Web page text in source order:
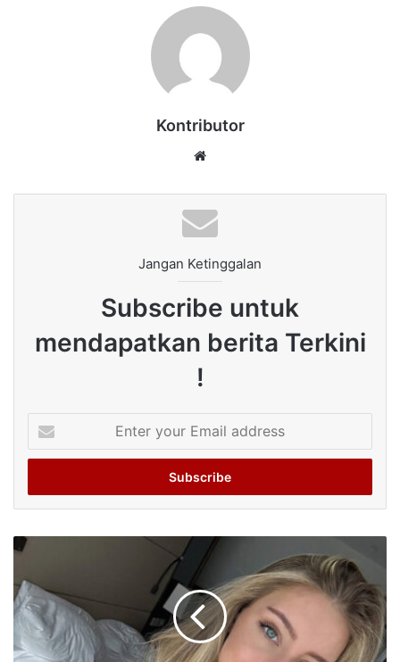
Kontributor
Jangan Ketinggalan
Subscribe untuk
mendapatkan berita Terkini
!
your
Email